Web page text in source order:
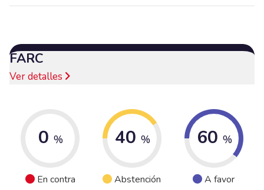
FARC
Ver detalles
0 %
En contra
40 %
Abstención
60 %
A favor